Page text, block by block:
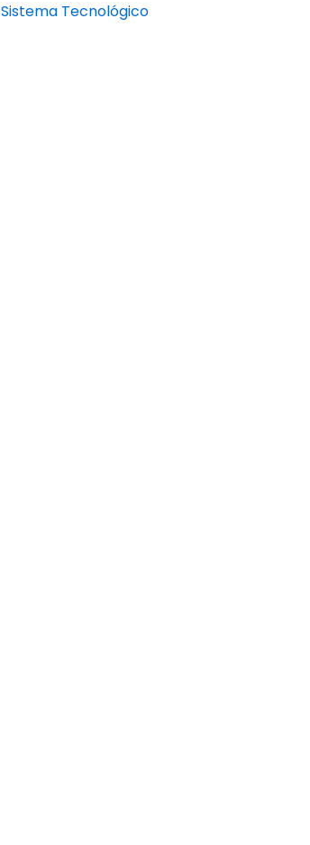
Sistema Tecnológico